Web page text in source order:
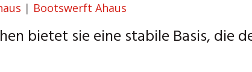
| Bootswerft Ahaus
bietet sie eine stabile Basis, die